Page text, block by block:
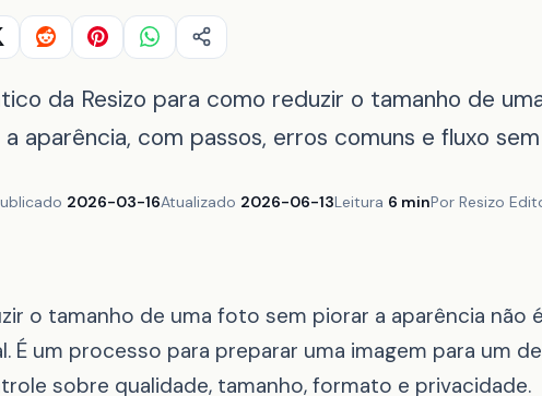
da Resizo para como reduzir o tamanho de
aparência, com passos, erros comuns e fluxo
2026-03-16Atualizado 2026-06-13Leitura 6 minPor Resizo
o tamanho de uma foto sem piorar a aparência não
É um processo para preparar uma imagem para um
sobre qualidade, tamanho, formato e privacidade.